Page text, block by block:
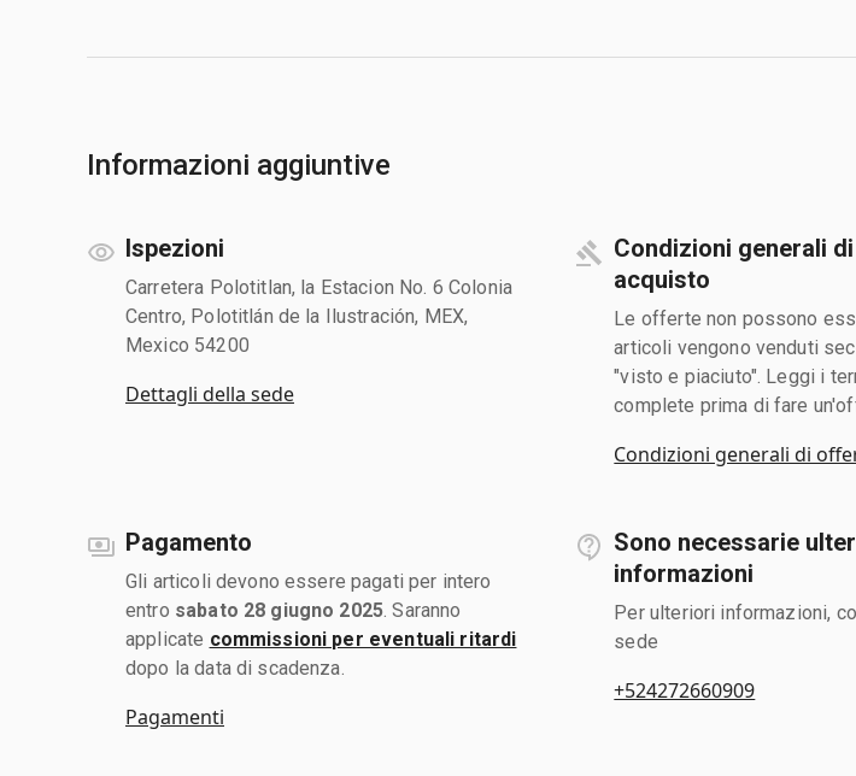
Informazioni aggiuntive
Ispezioni
Carretera Polotitlan, la Estacion No. 6 Colonia
Centro, Polotitlán de la Ilustración, MEX,
Mexico 54200
Dettagli della sede
Condizioni generali
acquisto
Le offerte non possono
articoli vengono venduti
"visto e piaciuto". Leggi i
complete prima di fare
Condizioni generali di
Pagamento
Gli articoli devono essere pagati per intero
entro sabato 28 giugno 2025 . Saranno
applicate commissioni per eventuali ritardi
dopo la data di scadenza.
Pagamenti
Sono necessarie
informazioni
Per ulteriori informazioni,
sede
+524272660909